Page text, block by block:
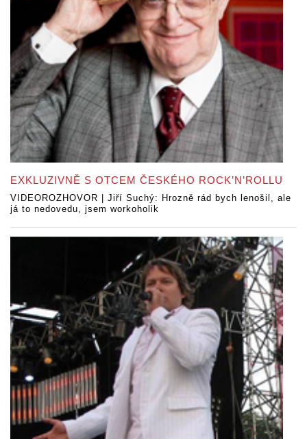
EXKLUZIVNĚ S OTCEM ČESKÉHO ROCK’N’ROLLU
VIDEOROZHOVOR | Jiří Suchý: Hrozně rád bych lenošil, ale
já to nedovedu, jsem workoholik